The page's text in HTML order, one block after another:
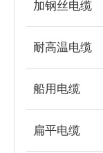
加钢丝电缆
耐高温电缆
船用电缆
扁平电缆